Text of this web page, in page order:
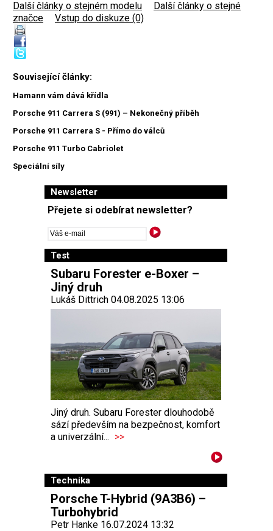
Další články o stejném modelu
Další články o stejné
značce
Vstup do diskuze (0)
Související články:
Hamann vám dává křídla
Porsche 911 Carrera S (991) – Nekonečný příběh
Porsche 911 Carrera S - Přímo do válců
Porsche 911 Turbo Cabriolet
Speciální síly
Newsletter
Přejete si odebírat newsletter?
Test
Subaru Forester e-Boxer –
Jiný druh
Lukáš Dittrich 04.08.2025 13:06
Jiný druh. Subaru Forester dlouhodobě
sází především na bezpečnost, komfort
a univerzální... >>
Technika
Porsche T-Hybrid (9A3B6) –
Turbohybrid
Petr Hanke 16.07.2024 13:32